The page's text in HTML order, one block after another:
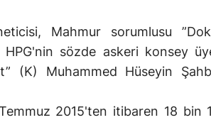
Mahmur sorumlusu
sözde askeri konsey
(K) Muhammed Hüseyin
2015'ten itibaren 18 bin